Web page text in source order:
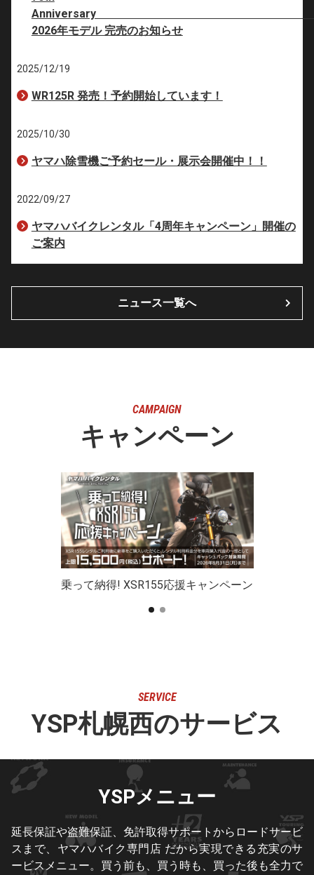
2026年モデル 完売のお知らせ
2025/12/19
WR125R 発売！予約開始しています！
2025/10/30
ヤマハ除雪機ご予約セール・展示会開催中！！
2022/09/27
ヤマハバイクレンタル「4周年キャンペーン」開催の
ご案内
ニュース一覧へ
CAMPAIGN
キャンペーン
乗って納得! XSR155応援キャンペーン
SERVICE
YSP札幌西のサービス
YSPメニュー
延長保証や盗難保証、免許取得サポートからロードサービ
スまで、ヤマハバイク専門店 だから実現できる充実のサ
ービスメニュー。買う前も、買う時も、買った後も全力で